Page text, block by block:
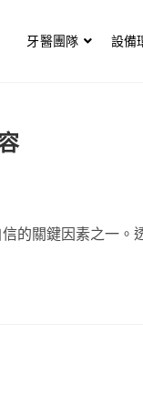
牙醫團隊 設備
的關鍵因素之一